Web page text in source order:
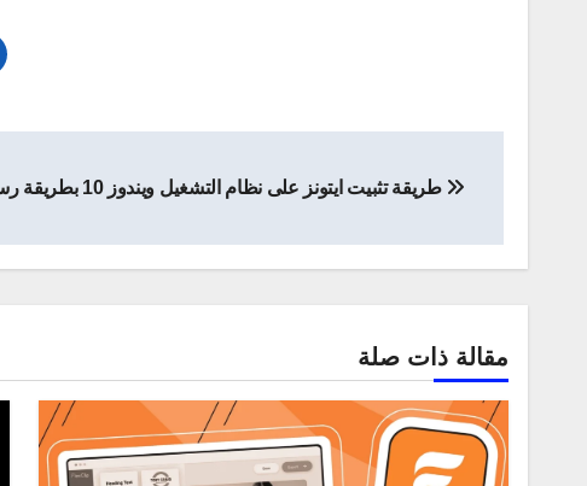
المقالات
طريقة تثبيت ايتونز على نظام التشغيل ويندوز 10 بطريقة رسمية
مقالة ذات صلة